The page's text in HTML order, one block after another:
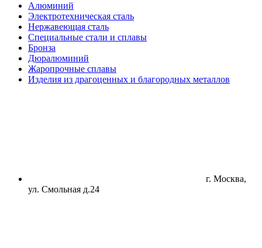
Алюминий
Электротехническая сталь
Нержавеющая сталь
Специальные стали и сплавы
Бронза
Дюралюминий
Жаропрочные сплавы
Изделия из драгоценных и благородных металлов
г. Москва,
ул. Смольная д.24